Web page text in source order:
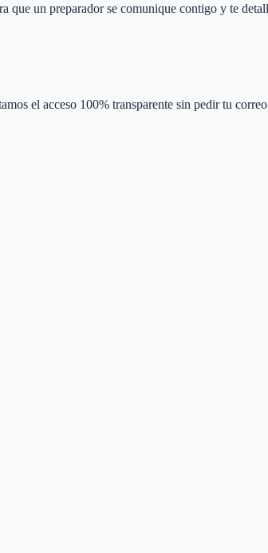
que un preparador se comunique contigo y te
el acceso 100% transparente sin pedir tu